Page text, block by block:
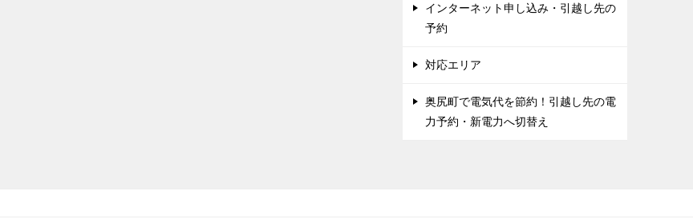
インターネット申し込み・引越し先の
予約
対応エリア
奥尻町で電気代を節約！引越し先の電
力予約・新電力へ切替え